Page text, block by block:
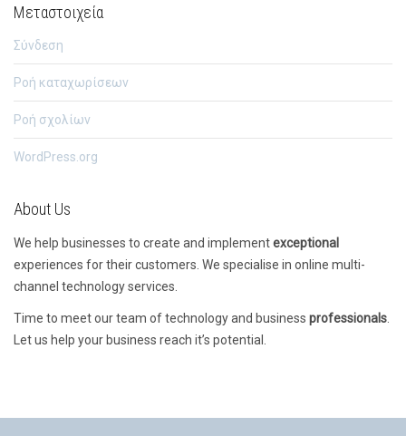
Μεταστοιχεία
Σύνδεση
Ροή καταχωρίσεων
Ροή σχολίων
WordPress.org
About Us
We help businesses to create and implementexceptional
experiences for their customers. We specialise in online multi-
channel technology services.
Time to meet our team of technology and business professionals.
Let us help your business reach it’s potential.